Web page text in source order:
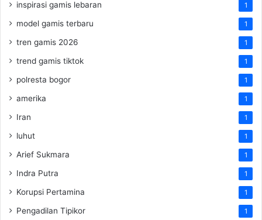
inspirasi gamis lebaran 1
model gamis terbaru 1
tren gamis 2026 1
trend gamis tiktok 1
polresta bogor 1
amerika 1
Iran 1
luhut 1
Arief Sukmara 1
Indra Putra 1
Korupsi Pertamina 1
Pengadilan Tipikor 1